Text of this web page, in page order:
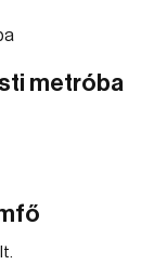
metróba